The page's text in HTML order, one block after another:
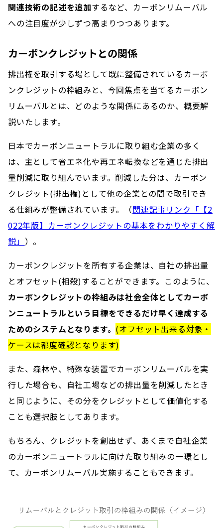
関連技術の記述を追加するなど、カーボンリムーバル
への注目度が少しずつ高まりつつあります。
カーボンクレジットとの関係
​​​排出権を取引する場として既に整備されているカーボ
ンクレジットの枠組みと、今回焦点を当てるカーボン
リムーバルとは、どのような関係にあるのか、​​概要解
説いたします。
日本でカーボンニュートラルに取り組む企業の多く
は、主として省エネ化や再エネ転換などを通じた排出
量削減に取り組んでいます。削減した分は、カーボン
クレジット(排出権)として他の企業との間で取引でき
る仕組みが整備されています。（関連記事リンク「【2
022年版】カーボンクレジットの基本をわかりやすく解
説」 ）。
カーボンクレジットを所有する企業は、自社の排出量
とオフセット(相殺)することができます。このように、
カーボンクレジットの枠組みは社会全体としてカーボ
ンニュートラルという目標をできるだけ早く達成する
ためのシステムとなります。 (オフセット出来る対象・
ケースは都度確認となります​​)
また、森林や、特殊な装置でカーボンリムーバルを実
行した場合も、自社工場などの排出量を削減したとき
と同じように、その分をクレジットとして価値化する
ことも​​選択肢としてあります。
もちろん、クレジットを創出せず、あくまで自社企業
のカーボンニュートラルに向けた​​取り組みの一環とし
て、カーボンリムーバル実施することもできます。